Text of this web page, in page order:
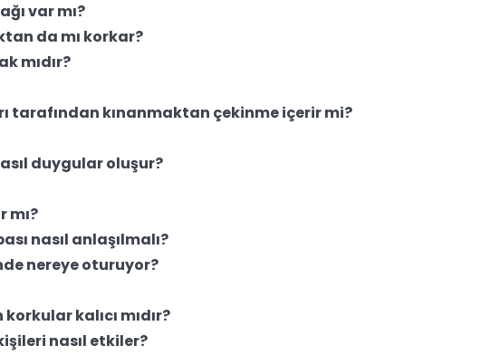
var mı?
da mı korkar?
mıdır?
tarafından kınanmaktan çekinme içerir mi?
duygular oluşur?
mı?
nasıl anlaşılmalı?
nereye oturuyor?
kalıcı mıdır?
nasıl etkiler?